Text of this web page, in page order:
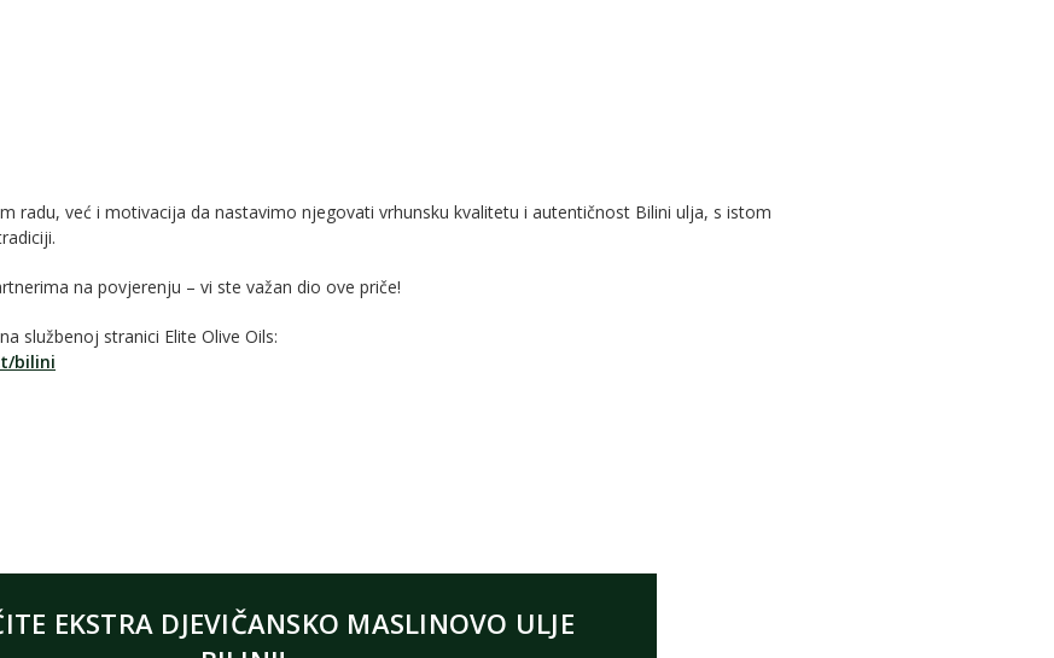
radu, već i motivacija da nastavimo njegovati vrhunsku kvalitetu i autentičnost Bilini ulja, s istom
na povjerenju – vi ste važan dio ove priče!
službenoj stranici Elite Olive Oils:
bilini
EKSTRA DJEVIČANSKO MASLINOVO ULJE